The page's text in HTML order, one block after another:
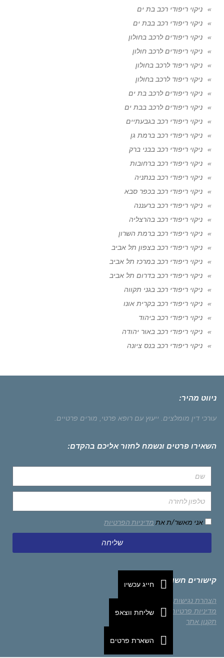
ניקוי ריפודי רכב בת ים
ניקוי ריפודי רכב בבת ים
ניקוי ריפודים לרכב בחולון
ניקוי ריפודים לרכב חולון
ניקוי ריפוד לרכב בחולון
ניקוי ריפוד לרכב בחולון
ניקוי ריפודים לרכב בת ים
ניקוי ריפודים לרכב בבת ים
ניקוי ריפודי רכב בגבעתיים
ניקוי ריפודי רכב ברמת גן
ניקוי ריפודי רכב בבני ברק
ניקוי ריפודי רכב ברחובות
ניקוי ריפודי רכב בנתניה
ניקוי ריפודי רכב בכפר סבא
ניקוי ריפודי רכב ברעננה
ניקוי ריפודי רכב בהרצליה
ניקוי ריפודי רכב ברמת השרון
ניקוי ריפודי רכב בצפון תל אביב
ניקוי ריפודי רכב במרכז תל אביב
ניקוי ריפודי רכב בדרום תל אביב
ניקוי ריפודי רכב בגני תקווה
ניקוי ריפודי רכב בקרית אונו
ניקוי ריפודי רכב ביהוד
ניקוי ריפודי רכב באור יהודה
ניקוי ריפודי רכב בנס ציונה
ניווט מהיר:
עורכי דין מומלצים. ייעוץ עם רופא פרטי, מורים פרטיים.
השאירו פרטים ונשמח לחזור אליכם בהקדם:
אני מאשר/ת את מדיניות הפרטיות
שליחה
קישורים חשובים
הצהרת נגישות
מדיניות פרטיות
תקנון אתר
חייג עכשיו
שליחת ווצאפ
השארת פרטים